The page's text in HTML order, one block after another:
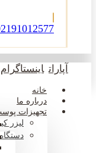
آپارات اینستاگرام
خانه
درباره ما
تجهیزات
لیزر